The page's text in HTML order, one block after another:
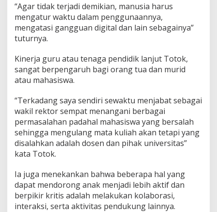
“Agar tidak terjadi demikian, manusia harus
mengatur waktu dalam penggunaannya,
mengatasi gangguan digital dan lain sebagainya”
tuturnya.
Kinerja guru atau tenaga pendidik lanjut Totok,
sangat berpengaruh bagi orang tua dan murid
atau mahasiswa.
“Terkadang saya sendiri sewaktu menjabat sebagai
wakil rektor sempat menangani berbagai
permasalahan padahal mahasiswa yang bersalah
sehingga mengulang mata kuliah akan tetapi yang
disalahkan adalah dosen dan pihak universitas”
kata Totok.
Ia juga menekankan bahwa beberapa hal yang
dapat mendorong anak menjadi lebih aktif dan
berpikir kritis adalah melakukan kolaborasi,
interaksi, serta aktivitas pendukung lainnya.